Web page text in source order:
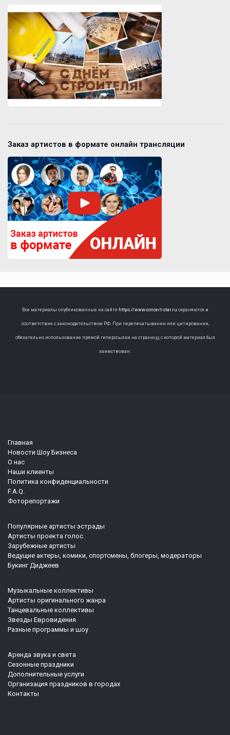
Заказ артистов в формате онлайн трансляции
Все материалы опубликованные на сайте https://www.concert-star.ru охраняются в
соответствие с законодательством РФ. При перепечатывании или цитировании,
обязательно использование прямой гиперссылки на страницу, с которой материал был
заимствован.
Главная
Новости Шоу Бизнеса
О нас
Наши клиенты
Политика конфиденциальности
F.A.Q.
Фоторепортажи
Популярные артисты эстрады
Артисты проекта голос
Зарубежные артисты
Ведущие актеры, комики, спортсмены, блогеры, модераторы
Букинг Диджеев
Музыкальные коллективы
Артисты оригинального жанра
Танцевальные коллективы
Звезды Евровидения
Разные программы и шоу
Аренда звука и света
Сезонные праздники
Дополнительные услуги
Организация праздников в городах
Контакты